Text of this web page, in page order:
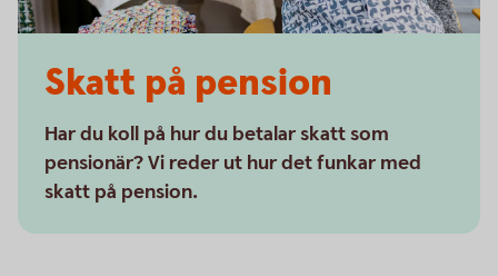
Skatt på pension
Har du koll på hur du betalar skatt som
pensionär? Vi reder ut hur det funkar med
skatt på pension.